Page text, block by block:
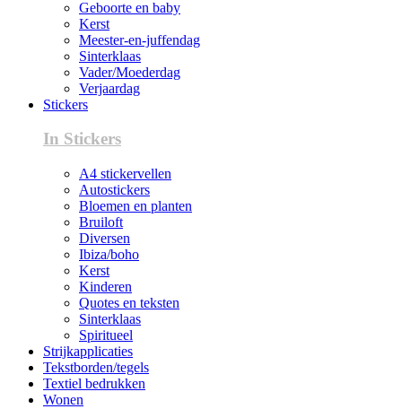
Geboorte en baby
Kerst
Meester-en-juffendag
Sinterklaas
Vader/Moederdag
Verjaardag
Stickers
In Stickers
A4 stickervellen
Autostickers
Bloemen en planten
Bruiloft
Diversen
Ibiza/boho
Kerst
Kinderen
Quotes en teksten
Sinterklaas
Spiritueel
Strijkapplicaties
Tekstborden/tegels
Textiel bedrukken
Wonen